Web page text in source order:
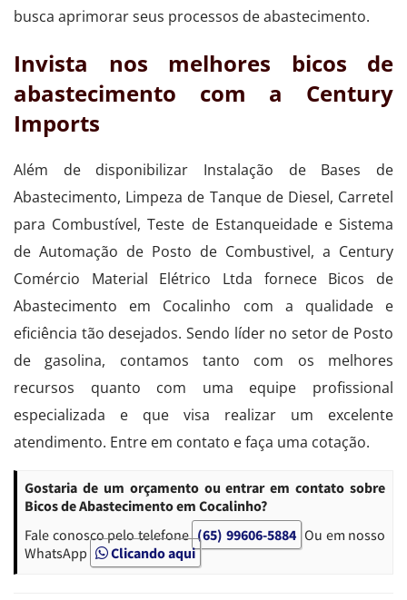
busca aprimorar seus processos de abastecimento.
Invista nos melhores bicos de
abastecimento com a Century
Imports
Além de disponibilizar Instalação de Bases de
Abastecimento, Limpeza de Tanque de Diesel, Carretel
para Combustível, Teste de Estanqueidade e Sistema
de Automação de Posto de Combustivel, a Century
Comércio Material Elétrico Ltda fornece Bicos de
Abastecimento em Cocalinho com a qualidade e
eficiência tão desejados. Sendo líder no setor de Posto
de gasolina, contamos tanto com os melhores
recursos quanto com uma equipe profissional
especializada e que visa realizar um excelente
atendimento. Entre em contato e faça uma cotação.
Gostaria de um orçamento ou entrar em contato sobre
Bicos de Abastecimento em Cocalinho?
Fale conosco pelo telefone (65) 99606-5884 Ou em nosso
WhatsApp
Clicando aqui